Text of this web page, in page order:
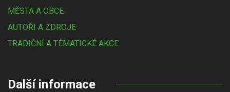
MĚSTA A OBCE
AUTOŘI A ZDROJE
TRADIČNÍ A TÉMATICKÉ AKCE
Další informace